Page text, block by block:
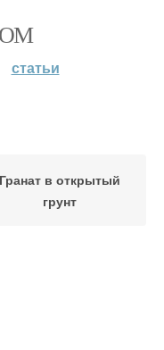
статьи
Гранат в открытый
грунт